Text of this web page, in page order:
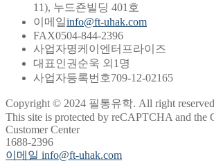
11), 누드죤빌딩 401호
이메일info@ft-uhak.com
FAX0504-844-2396
사업자명케이엔터프라이즈
대표인 권순욱 외1명
사업자등록번호709-12-02165
Copyright © 2024 필통유학. All right
This site is protected by reCAPTCHA and the
Customer Center
1688-2396
이메일 info@ft-uhak.com